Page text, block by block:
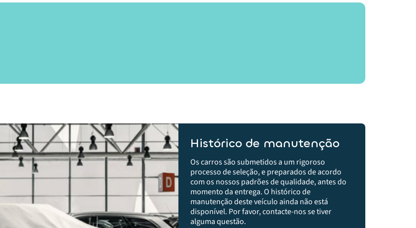
Histórico de manutenção
Os carros são submetidos a um rigoroso
processo de seleção, e preparados de acordo
com os nossos padrões de qualidade, antes do
momento da entrega.​ O histórico de
manutenção deste veículo ainda não está
disponível. Por favor, contacte-nos se tiver
alguma questão.